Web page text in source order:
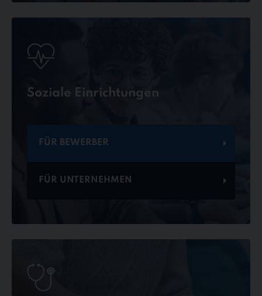
Soziale Einrichtungen
FÜR BEWERBER
FÜR UNTERNEHMEN